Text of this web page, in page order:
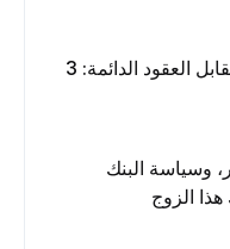
xStocks مقابل عقود الفروقات مقابل العقود الدائمة: 3
البنك
الزوج